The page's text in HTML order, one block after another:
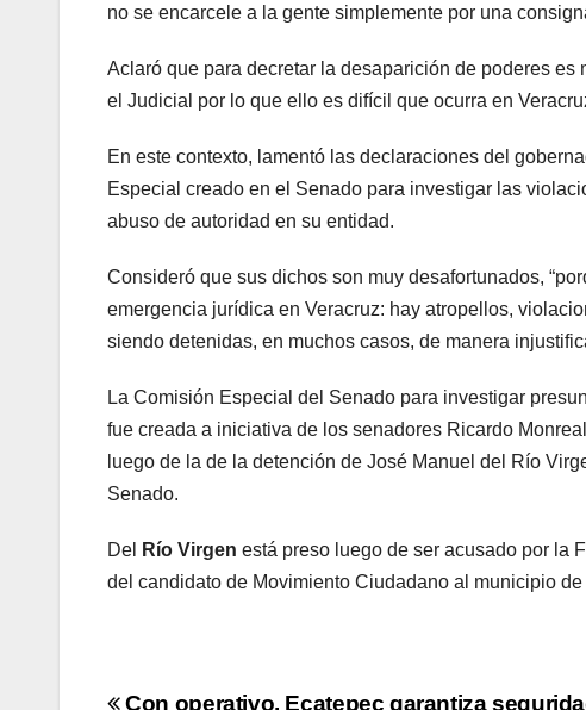
no se encarcele a la gente simplemente por una
Aclaró que para decretar la desaparición de poderes
el Judicial por lo que ello es difícil que ocurra en
En este contexto, lamentó las declaraciones del
Especial creado en el Senado para investigar las
abuso de autoridad en su entidad.
Consideró que sus dichos son muy desafortunados,
emergencia jurídica en Veracruz: hay atropellos,
siendo detenidas, en muchos casos, de manera
La Comisión Especial del Senado para investigar
fue creada a iniciativa de los senadores Ricardo
luego de la de la detención de José Manuel del Río
Senado.
Del Río Virgen está preso luego de ser acusado por la
del candidato de Movimiento Ciudadano al municipio de
Con operativo, Ecatepec garantiza